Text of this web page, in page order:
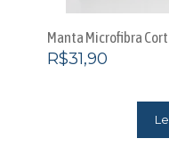
Manta Microfibra
R$31,90